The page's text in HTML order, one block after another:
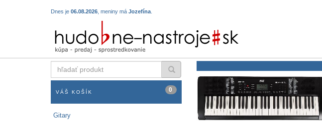
Dnes je 06.08.2026 , meniny má Jozefína
produkt
VÁŠ KOŠÍK 0
Gitary